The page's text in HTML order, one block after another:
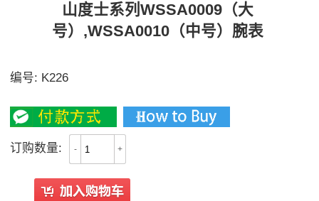
山度士系列WSSA0009（大
号）,WSSA0010（中号）腕表
编号: K226
订购数量: - +